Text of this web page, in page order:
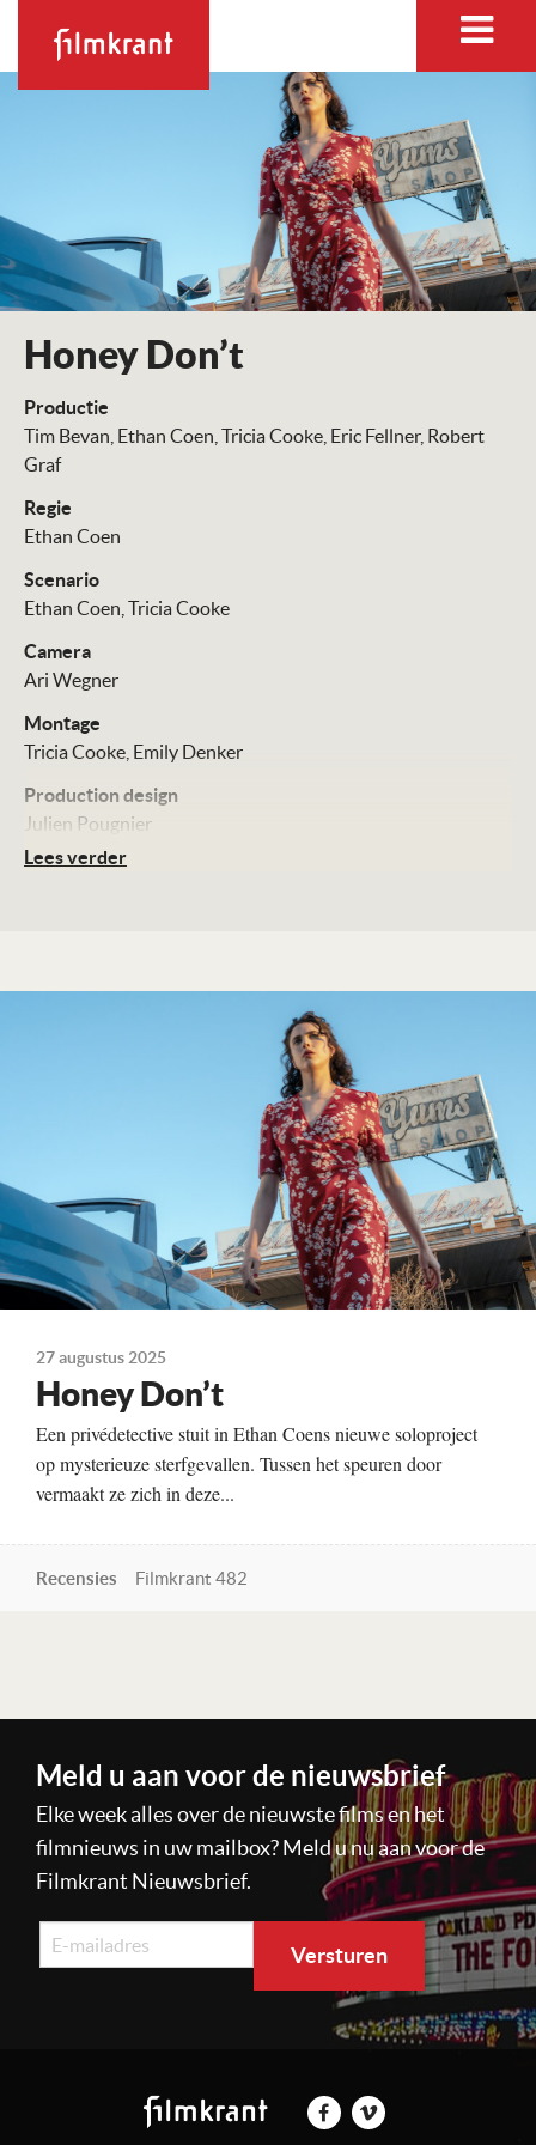
Honey Don’t
Productie
Tim Bevan Ethan Coen Tricia Cooke Eric Fellner Robert
Graf
Regie
Ethan Coen
Scenario
Ethan Coen Tricia Cooke
Camera
Ari Wegner
Montage
Tricia Cooke Emily Denker
Production design
Julien Pougnier
Muziek
Chris Evans
Verenigde Staten, Verenigd Koninkrijk, 2025
Lees verder
27 augustus 2025
Honey Don’t
Een privédetective stuit in Ethan Coens nieuwe soloproject
op mysterieuze sterf­gevallen. Tussen het speuren door
vermaakt ze zich in deze...
Recensies Filmkrant 482
Meld u aan voor de nieuwsbrief
Elke week alles over de nieuwste films en het
filmnieuws in uw mailbox? Meld u nu aan voor de
Filmkrant Nieuwsbrief.